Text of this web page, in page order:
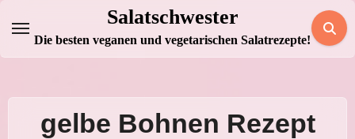
Inhalt
springen
Salatschwester
Die besten veganen und vegetarischen Salatrezepte!
gelbe Bohnen Rezept